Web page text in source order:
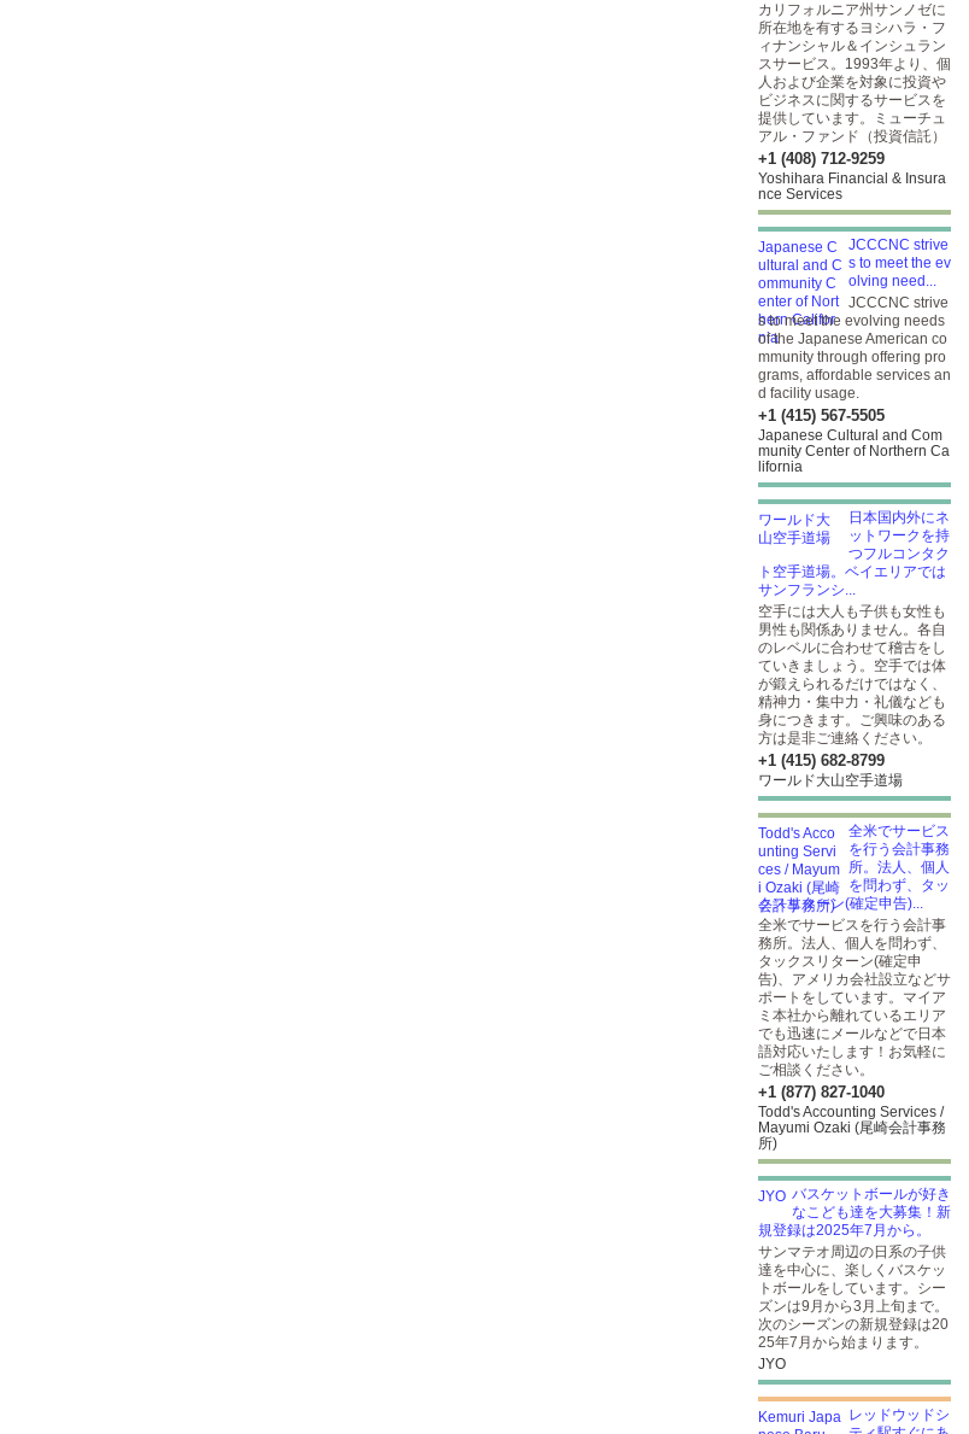
カリフォルニア州サンノゼに
所在地を有するヨシハラ・フ
ィナンシャル＆インシュラン
スサービス。1993年より、個
人および企業を対象に投資や
ビジネスに関するサービスを
提供しています。ミューチュ
アル・ファンド（投資信託）
+1 (408) 712-9259
Yoshihara Financial & Insura
nce Services
JCCCNC strive
s to meet the ev
olving need...
JCCCNC strive
s to meet the evolving needs
of the Japanese American co
mmunity through offering pro
grams, affordable services an
d facility usage.
+1 (415) 567-5505
Japanese Cultural and Com
munity Center of Northern Ca
lifornia
日本国内外にネ
ットワークを持
つフルコンタク
ト空手道場。ベイエリアでは
サンフランシ...
空手には大人も子供も女性も
男性も関係ありません。各自
のレベルに合わせて稽古をし
ていきましょう。空手では体
が鍛えられるだけではなく、
精神力・集中力・礼儀なども
身につきます。ご興味のある
方は是非ご連絡ください。
+1 (415) 682-8799
ワールド大山空手道場
全米でサービス
を行う会計事務
所。法人、個人
を問わず、タッ
クスリターン(確定申告)...
全米でサービスを行う会計事
務所。法人、個人を問わず、
タックスリターン(確定申
告)、アメリカ会社設立などサ
ポートをしています。マイア
ミ本社から離れているエリア
でも迅速にメールなどで日本
語対応いたします！お気軽に
ご相談ください。
+1 (877) 827-1040
Todd's Accounting Services /
Mayumi Ozaki (尾崎会計事務
所)
バスケットボールが好き
なこども達を大募集！新
規登録は2025年7月から。
サンマテオ周辺の日系の子供
達を中心に、楽しくバスケッ
トボールをしています。シー
ズンは9月から3月上旬まで。
次のシーズンの新規登録は20
25年7月から始まります。
JYO
レッドウッドシ